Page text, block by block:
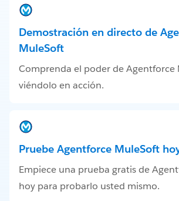
Demostración en directo de
MuleSoft
Comprenda el poder de Agentforce
viéndolo en acción.
Pruebe Agentforce MuleSoft
Empiece una prueba gratis de
hoy para probarlo usted mismo.